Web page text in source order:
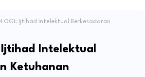
Ijtihad Intelektual Berkesadaran
Ijtihad Intelektual
Ketuhanan